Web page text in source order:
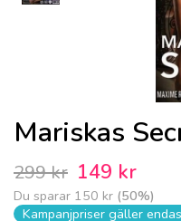
Mariskas
299 kr 149 kr
Du sparar 150 kr (50%)
Kampanjpriser gäller